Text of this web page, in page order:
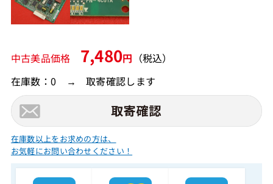
中古美品価格 7,480円 （税込）
在庫数：0 → 取寄確認します
在庫数以上をお求めの方は、
お気軽にお問い合わせください！